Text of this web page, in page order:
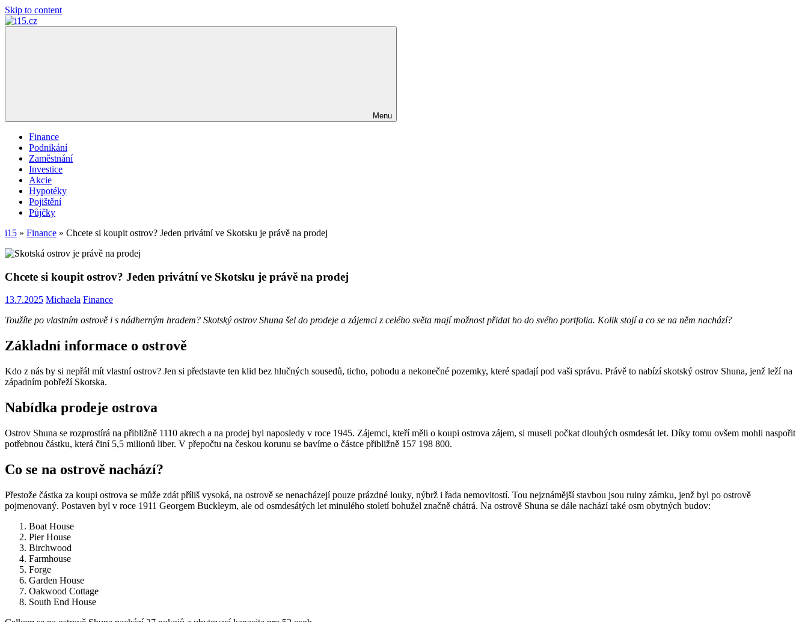
Skip to content
Menu
Finance
Podnikání
Zaměstnání
Investice
Akcie
Hypotéky
Pojištění
Půjčky
i15 » Finance » Chcete si koupit ostrov? Jeden privátní ve Skotsku je právě na prodej
Chcete si koupit ostrov? Jeden privátní ve Skotsku je právě na prodej
13.7.2025 Michaela Finance
Toužíte po vlastním ostrově i s nádherným hradem? Skotský ostrov Shuna šel do prodeje a zájemci z celého světa mají možnost přidat ho do svého portfolia. Kolik stojí a co se na něm nachází?
Základní informace o ostrově
Kdo z nás by si nepřál mít vlastní ostrov? Jen si představte ten klid bez hlučných sousedů, ticho, pohodu a nekonečné pozemky, které spadají pod vaši správu. Právě to nabízí skotský ostrov Shuna, jenž leží na
západním pobřeží Skotska.
Nabídka prodeje ostrova
Ostrov Shuna se rozprostírá na přibližně 1110 akrech a na prodej byl naposledy v roce 1945. Zájemci, kteří měli o koupi ostrova zájem, si museli počkat dlouhých osmdesát let. Díky tomu ovšem mohli naspořit
potřebnou částku, která činí 5,5 milionů liber. V přepočtu na českou korunu se bavíme o částce přibližně 157 198 800.
Co se na ostrově nachází?
Přestože částka za koupi ostrova se může zdát příliš vysoká, na ostrově se nenacházejí pouze prázdné louky, nýbrž i řada nemovitostí. Tou nejznámější stavbou jsou ruiny zámku, jenž byl po ostrově
pojmenovaný. Postaven byl v roce 1911 Georgem Buckleym, ale od osmdesátých let minulého století bohužel značně chátrá. Na ostrově Shuna se dále nachází také osm obytných budov:
Boat House
Pier House
Birchwood
Farmhouse
Forge
Garden House
Oakwood Cottage
South End House